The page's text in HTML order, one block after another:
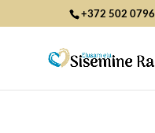
+372 502 0796